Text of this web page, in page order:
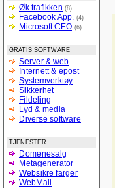
Øk trafikken (8)
Facebook App. (4)
Microsoft CEO (6)
GRATIS SOFTWARE
Server & web
Internett & epost
Systemverktøy
Sikkerhet
Fildeling
Lyd & media
Diverse software
TJENESTER
Domenesalg
Metagenerator
Websikre farger
WebMail